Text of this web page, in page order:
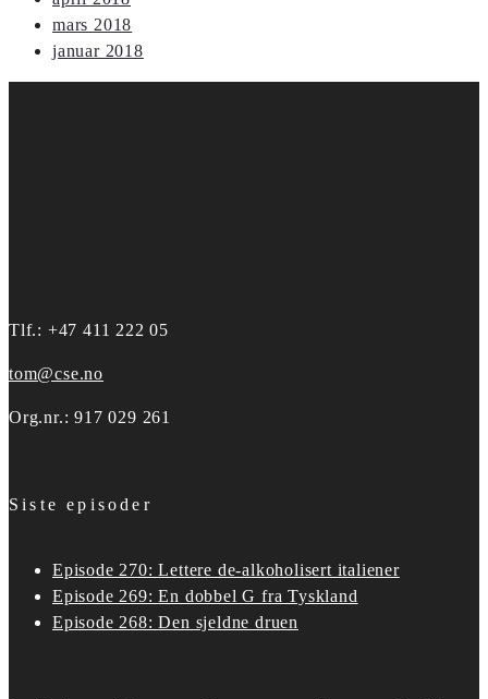
mars 2018
januar 2018
Tlf.: +47 411 222 05
tom@cse.no
Org.nr.: 917 029 261
Siste episoder
Episode 270: Lettere de-alkoholisert italiener
Episode 269: En dobbel G fra Tyskland
Episode 268: Den sjeldne druen